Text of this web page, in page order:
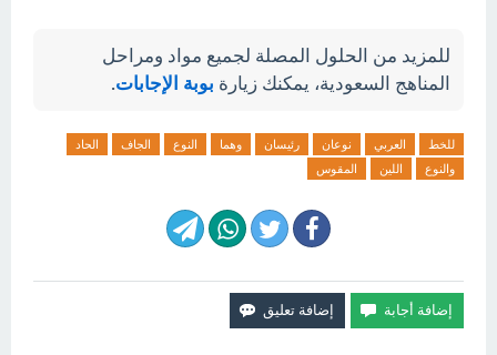
للمزيد من الحلول المصلة لجميع مواد ومراحل
المناهج السعودية، يمكنك زيارة بوبة الإجابات.
للخط العربي نوعان رئيسان وهما النوع الجاف
الحاد
والنوع
اللين المقوس